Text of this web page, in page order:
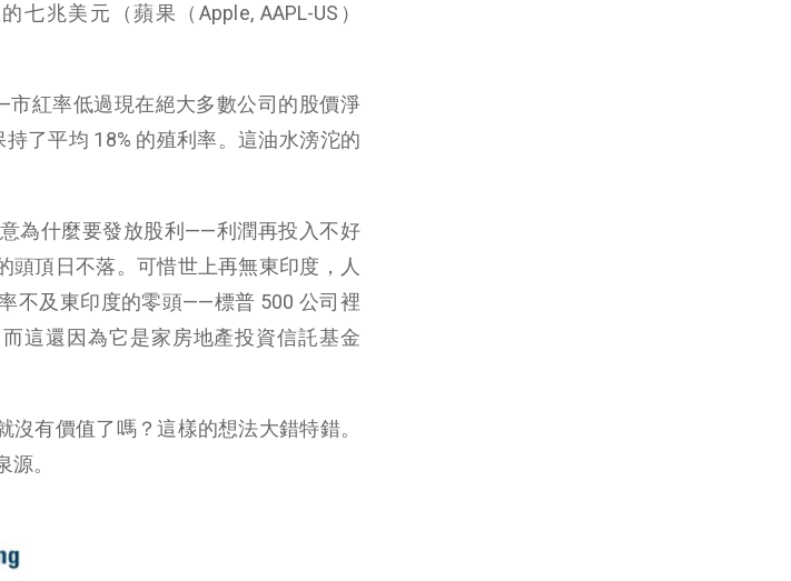
兆美元（蘋果（Apple, AAPL-US）
紅率低過現在絕大多數公司的股價淨
了平均 18% 的殖利率。這油水滂沱的
為什麼要發放股利——利潤再投入不好
頂日不落。可惜世上再無東印度，人
不及東印度的零頭——標普 500 公司裡
這還因為它是家房地產投資信託基金
有價值了嗎？這樣的想法大錯特錯。
。